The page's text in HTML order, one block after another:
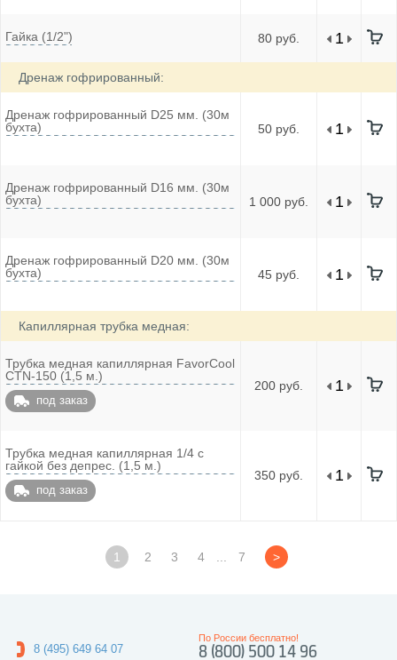
Гайка (1/2") 80 руб.
Дренаж гофрированный:
Дренаж гофрированный D25 мм. (30м
бухта)
50 руб.
Дренаж гофрированный D16 мм. (30м
бухта)
1 000 руб.
Дренаж гофрированный D20 мм. (30м
бухта)
45 руб.
Капиллярная трубка медная:
Трубка медная капиллярная FavorCool
CTN-150 (1,5 м.)
под заказ
200 руб.
Трубка медная капиллярная 1/4 с
гайкой без депрес. (1,5 м.)
под заказ
350 руб.
1 2 3 4 7 >
8 (495) 649 64 07 8 (800) 500 14 96
По России бесплатно!